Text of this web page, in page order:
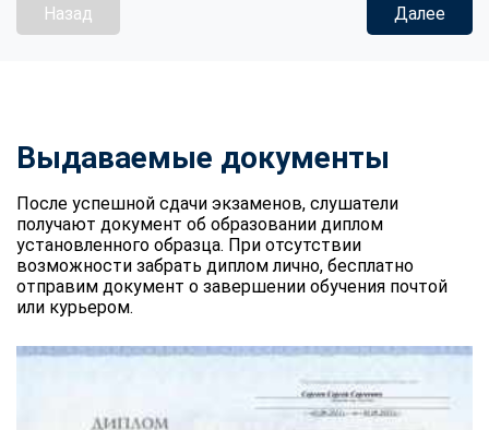
Назад Далее
Выдаваемые документы
После успешной сдачи экзаменов, слушатели
получают документ об образовании диплом
установленного образца. При отсутствии
возможности забрать диплом лично, бесплатно
отправим документ о завершении обучения почтой
или курьером.